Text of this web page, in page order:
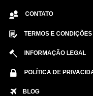
CONTATO
TERMOS E CONDIÇÕES
INFORMAÇÃO LEGAL
POLÍTICA DE
BLOG